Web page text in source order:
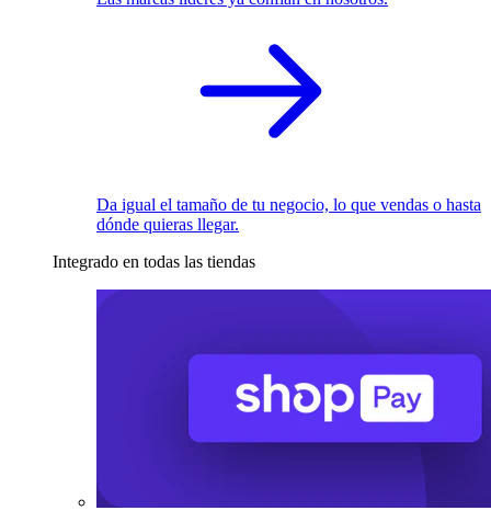
Da igual el tamaño de tu negocio, lo que vendas o hasta
dónde quieras llegar.
Integrado en todas las tiendas